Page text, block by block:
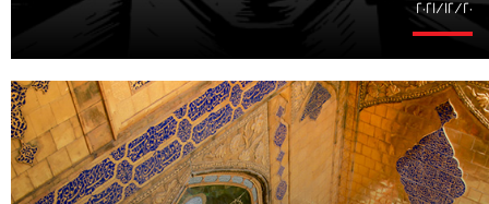
٢٠‏/١٢‏/٢٠٢١